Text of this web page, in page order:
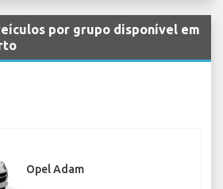
por grupo disponível em
Opel Adam